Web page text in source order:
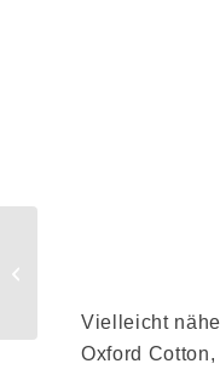
Vielleicht
Oxford
The Quinn